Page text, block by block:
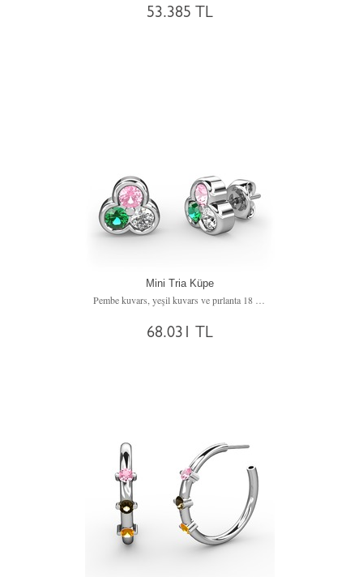
53.385 TL
Mini Tria Küpe
68.031 TL